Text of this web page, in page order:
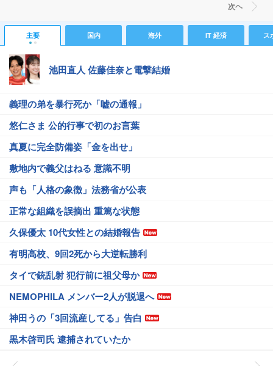
次ヘ
主要 国内 海外 IT 経済 ス
池田直人 佐藤佳奈と電撃結婚
義理の弟を暴行死か「嘘の通報」
悠仁さま 公的行事で初のお言葉
真夏に完全防備姿「金を出せ」
敷地内で義父はねる 意識不明
声も「人格の象徴」法務省が公表
正常な組織を誤摘出 重篤な状態
久保優太 10代女性との結婚報告
有明高校、9回2死から大逆転勝利
タイで銃乱射 犯行前に祖父母か
NEMOPHILA メンバー2人が脱退へ
神田うの「3回流産してる」告白
黒木啓司氏 逮捕されていたか